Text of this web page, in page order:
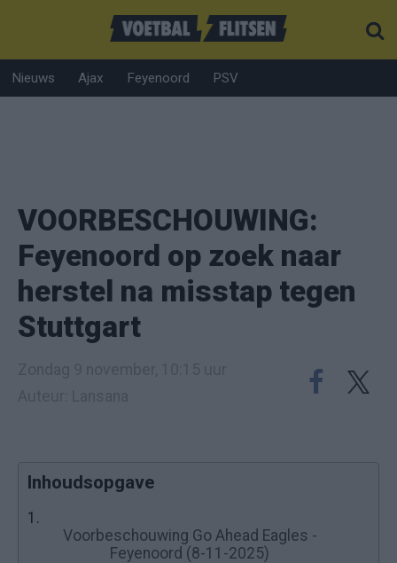
Nieuws Ajax Feyenoord PSV
VOORBESCHOUWING:
Feyenoord op zoek naar
herstel na misstap tegen
Stuttgart
Inhoudsopgave
1.
Voorbeschouwing Go Ahead Eagles -
Feyenoord (8-11-2025)